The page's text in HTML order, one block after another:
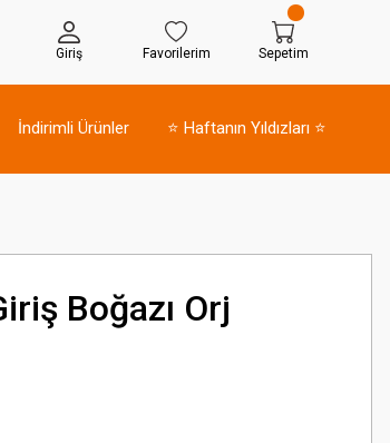
Giriş Favorilerim Sepetim
İndirimli Ürünler ⭐ Haftanın Yıldızları ⭐
Boğazı Orj